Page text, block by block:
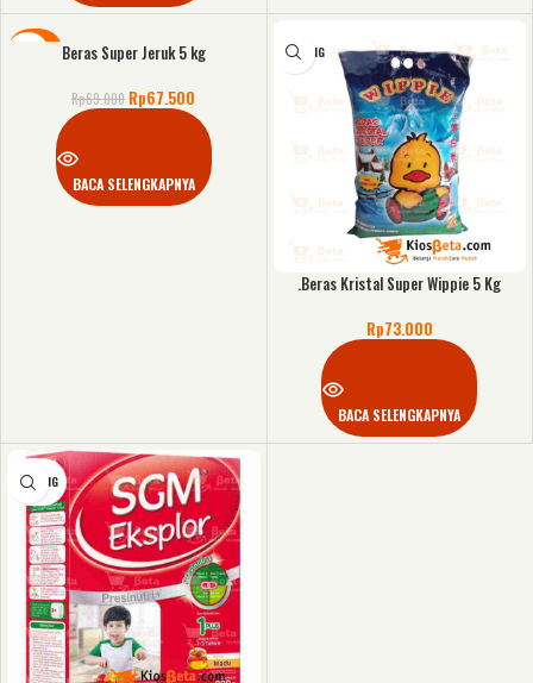
Beras Super Jeruk 5 kg
Rp69.000 Rp67.500
BACA SELENGKAPNYA
KOSONG
.Beras Kristal Super Wippie 5 Kg
Rp73.000
BACA SELENGKAPNYA
KOSONG